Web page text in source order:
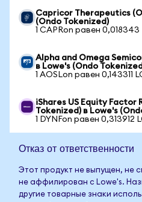
Capricor Therapeutics
(Ondo Tokenized)
1 CAPRon равен 0,018343
Alpha and Omega
в Lowe's (Ondo
1 AOSLon равен 0,143311
iShares US Equity Factor
Tokenized) в Lowe's
1 DYNFon равен 0,313912
Отказ от ответственности
Этот продукт не выпущен, не
не аффилирован с Lowe's.
другие товарные знаки